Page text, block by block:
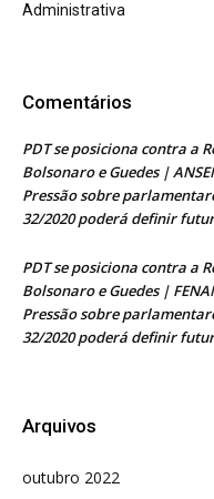
Administrativa
Comentários
PDT se posiciona contra a
Bolsonaro e Guedes |
Pressão sobre
32/2020 poderá definir
PDT se posiciona contra a
Bolsonaro e Guedes |
Pressão sobre
32/2020 poderá definir
Arquivos
outubro 2022